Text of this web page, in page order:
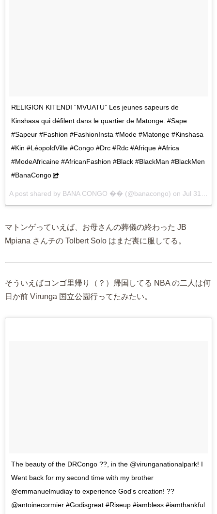
RELIGION KITENDI “MVUATU” Les jeunes sapeurs de
Kinshasa qui défilent dans le quartier de Matonge. #Sape
#Sapeur #Fashion #FashionInsta #Mode #Matonge #Kinshasa
#Kin #LéopoldVille #Congo #Drc #Rdc #Afrique #Africa
#ModeAfricaine #AfricanFashion #Black #BlackMan #BlackMen
#BanaCongo
A post shared by BANA CONGO �� (@banacongo) on Jul 31, 2017 at 8:44am PDT
マトンゲっていえば、お母さんの葬儀の終わった JB
Mpiana さんチの Tolbert Solo はまだ喪に服してる。
そういえばコンゴ里帰り（？）帰国してる NBA の二人は何
日か前 Virunga 国立公園行ってたみたい。
The beauty of the DRCongo ??, in the @virunganationalpark! I
Went back for my second time with my brother
@emmanuelmudiay to experience God's creation! ??
@antoinecormier #Godisgreat #Riseup #iambless #iamthankful